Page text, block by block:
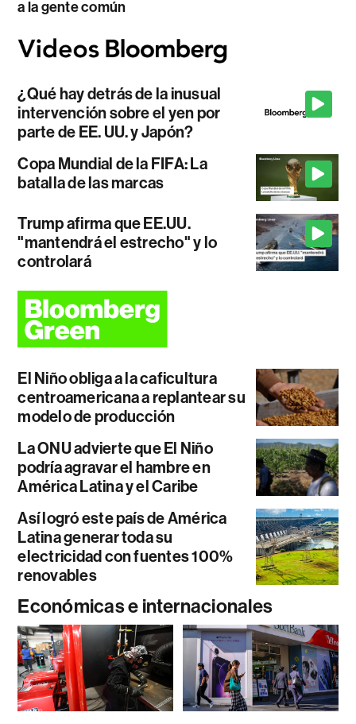
a la gente común
¿Qué hay detrás de la inusual
intervención sobre el yen por
parte de EE. UU. y Japón?
Copa Mundial de la FIFA: La
batalla de las marcas
Trump afirma que EE.UU.
"mantendrá el estrecho" y lo
controlará
El Niño obliga a la caficultura
centroamericana a replantear su
modelo de producción
La ONU advierte que El Niño
podría agravar el hambre en
América Latina y el Caribe
Así logró este país de América
Latina generar toda su
electricidad con fuentes 100%
renovables
Económicas e internacionales